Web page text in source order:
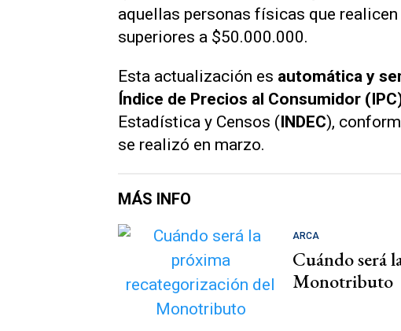
aquellas personas físicas que
superiores a $50.000.000.
Esta actualización es automática y
Índice de Precios al Consumidor
Estadística y Censos (INDEC),
se realizó en marzo.
MÁS INFO
ARCA
Cuándo será
Monotributo